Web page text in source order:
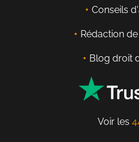
Conseils
Rédaction
Blog droit
Voir les